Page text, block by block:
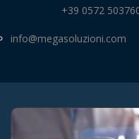
+39 0572
info@megasoluzioni.com